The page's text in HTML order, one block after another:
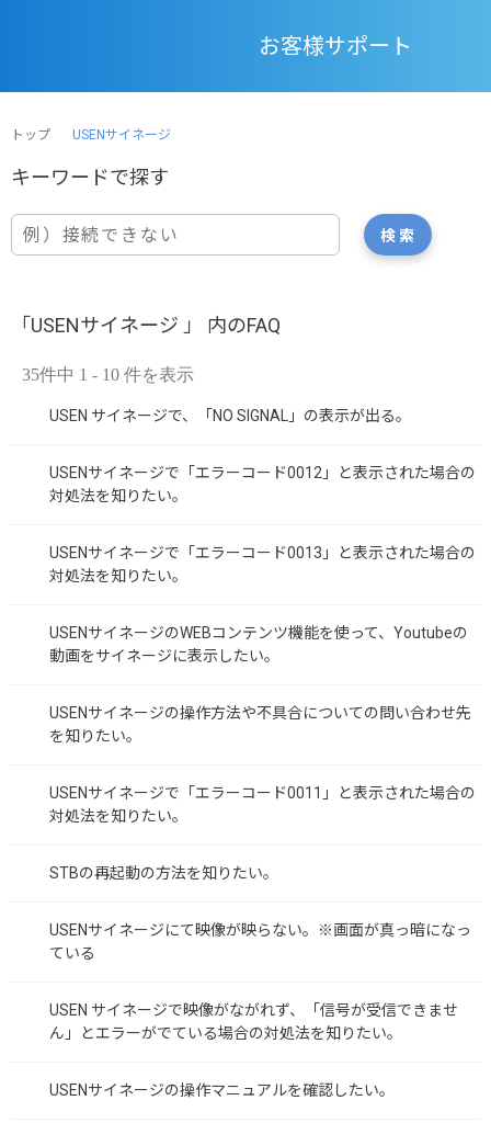
お客様サポート
トップ USENサイネージ
「USENサイネージ 」 内のFAQ
35件中 1 - 10 件を表示
USEN サイネージで、「NO SIGNAL」の表示が出る。
USENサイネージで「エラーコード0012」と表示された場合の
対処法を知りたい。
USENサイネージで「エラーコード0013」と表示された場合の
対処法を知りたい。
USENサイネージのWEBコンテンツ機能を使って、Youtubeの
動画をサイネージに表示したい。
USENサイネージの操作方法や不具合についての問い合わせ先
を知りたい。
USENサイネージで「エラーコード0011」と表示された場合の
対処法を知りたい。
STBの再起動の方法を知りたい。
USENサイネージにて映像が映らない。※画面が真っ暗になっ
ている
USEN サイネージで映像がながれず、「信号が受信できませ
ん」とエラーがでている場合の対処法を知りたい。
USENサイネージの操作マニュアルを確認したい。